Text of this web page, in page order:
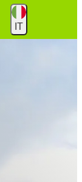
IT